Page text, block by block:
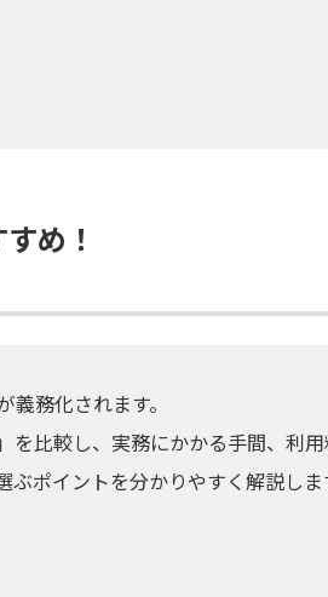
め！
務化されます。
を比較し、実務にかかる手間、利
ポイントを分かりやすく解説しま